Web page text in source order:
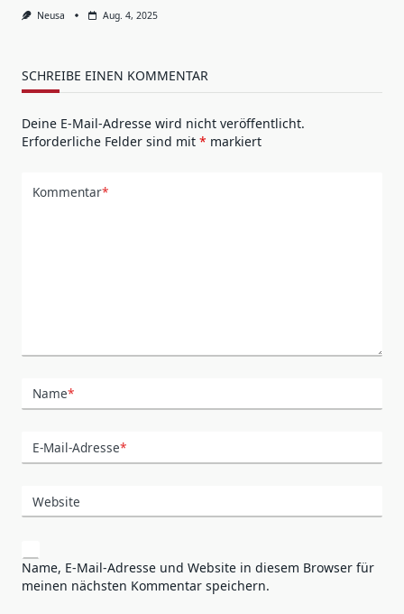
Neusa Aug. 4, 2025
SCHREIBE EINEN KOMMENTAR
Deine E-Mail-Adresse wird nicht veröffentlicht.
Erforderliche Felder sind mit * markiert
Kommentar*
Name*
E-Mail-Adresse*
Website
Name, E-Mail-Adresse und Website in diesem Browser für
meinen nächsten Kommentar speichern.